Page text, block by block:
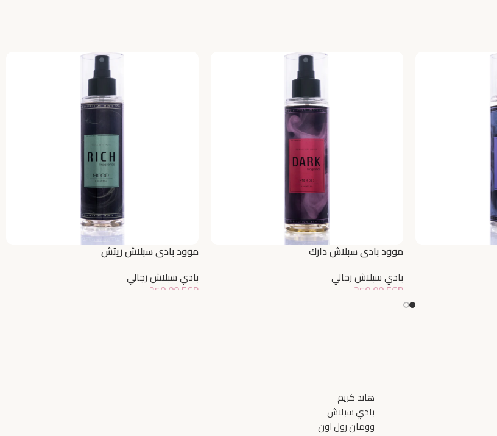
موود بادي سبلاش دارك
بادي سبلاش رجالي
250,00EGP
موود بادي سبلاش ريتش
بادي سبلاش رجالي
250,00EGP
هاند كريم
بادي سبلاش
وومان رول اون